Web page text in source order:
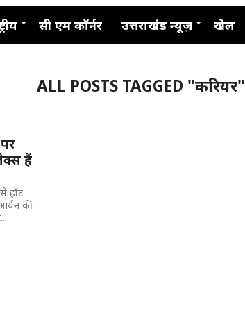
सी एम कॉर्नर उत्तराखंड न्यूज़ खेल
ALL POSTS TAGGED "करियर"
हैं
हॉट
की